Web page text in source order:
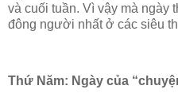
và cuối tuần. Vì vậy mà
đông người nhất ở các siêu
Thứ Năm: Ngày của